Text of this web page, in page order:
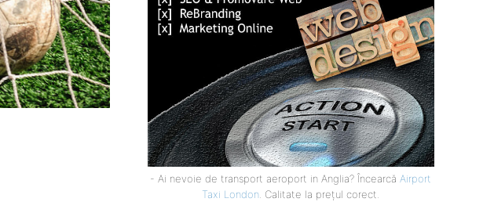
- Ai nevoie de transport aeroport in Anglia? Încearcă Airport
Taxi London . Calitate la prețul corect.